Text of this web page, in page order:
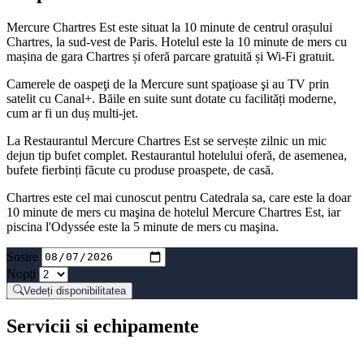
Mercure Chartres Est este situat la 10 minute de centrul orașului
Chartres, la sud-vest de Paris. Hotelul este la 10 minute de mers cu
mașina de gara Chartres și oferă parcare gratuită și Wi-Fi gratuit.
Camerele de oaspeţi de la Mercure sunt spaţioase şi au TV prin
satelit cu Canal+. Băile en suite sunt dotate cu facilități moderne,
cum ar fi un duș multi-jet.
La Restaurantul Mercure Chartres Est se servește zilnic un mic
dejun tip bufet complet. Restaurantul hotelului oferă, de asemenea,
bufete fierbinți făcute cu produse proaspete, de casă.
Chartres este cel mai cunoscut pentru Catedrala sa, care este la doar
10 minute de mers cu maşina de hotelul Mercure Chartres Est, iar
piscina l'Odyssée este la 5 minute de mers cu maşina.
Sosire
Nopţi
Vedeți disponibilitatea
Servicii si echipamente